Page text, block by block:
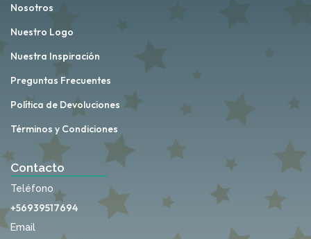
Nosotros
Nuestro Logo
Nuestra Inspiración
Preguntas Frecuentes
Política de Devoluciones
Términos y Condiciones
Contacto
Teléfono
+56939517694
Email